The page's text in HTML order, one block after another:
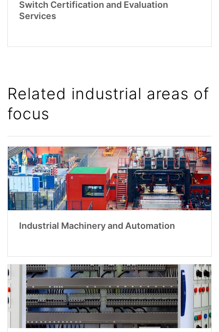
Switch Certification and Evaluation
Services
Related industrial areas of
focus
Industrial Machinery and Automation